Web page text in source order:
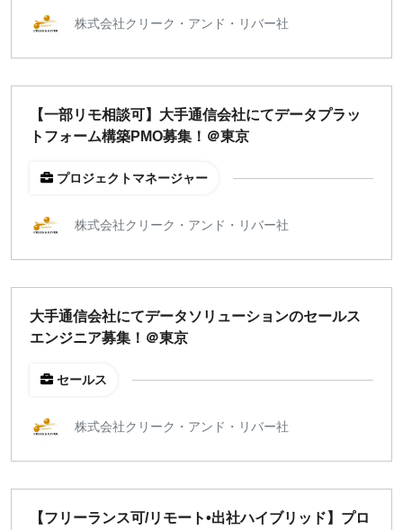
株式会社クリーク・アンド・リバー社
【一部リモ相談可】大手通信会社にてデータプラッ
トフォーム構築PMO募集！＠東京
プロジェクトマネージャー
株式会社クリーク・アンド・リバー社
大手通信会社にてデータソリューションのセールス
エンジニア募集！＠東京
セールス
株式会社クリーク・アンド・リバー社
【フリーランス可/リモート•出社ハイブリッド】プロ